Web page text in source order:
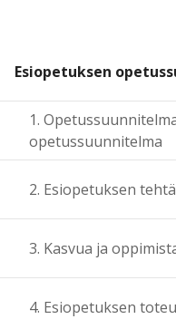
Esiopetuksen
1.
opetussuunnitelma
2. Esiopetuksen
3. Kasvua ja
4. Esiopetuksen